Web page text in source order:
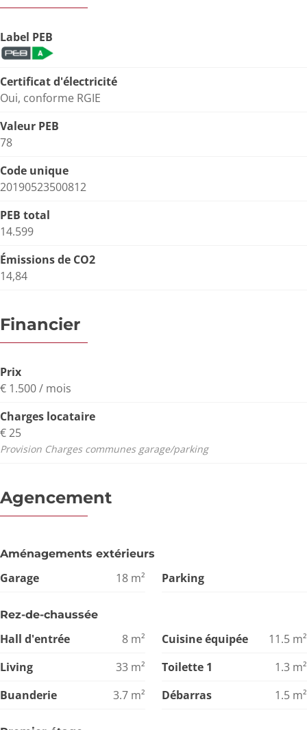
Label PEB
Certificat d'électricité
Oui, conforme RGIE
Valeur PEB
78
Code unique
20190523500812
PEB total
14.599
Émissions de CO2
14,84
Financier
Prix
€ 1.500 / mois
Charges locataire
€ 25
Provision Charges communes garage/parking
Agencement
Aménagements extérieurs
Garage 18 m² Parking
Rez-de-chaussée
Hall d'entrée 8 m² Cuisine équipée 11.5 m²
Living
33 m² Toilette 1 1.3 m²
Buanderie
3.7 m² Débarras 1.5 m²